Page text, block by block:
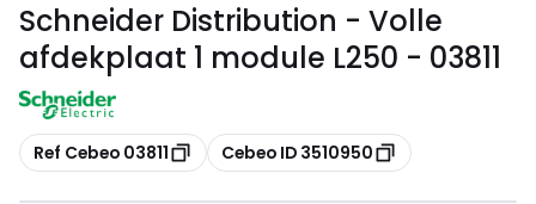
Schneider Distribution - Volle
afdekplaat 1 module L250 - 03811
Kopiëren
Ref Cebeo 03811 Kopiëren
Cebeo ID 3510950